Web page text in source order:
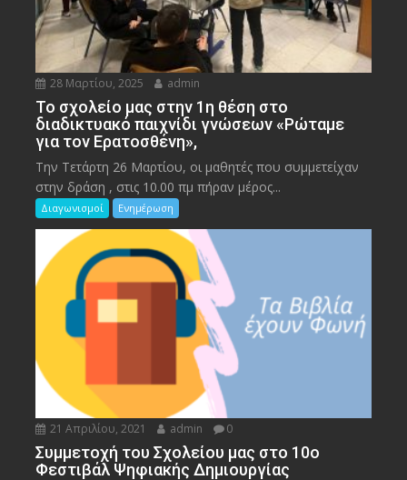
28 Μαρτίου, 2025 admin
To σχολείο μας στην 1η θέση στο
διαδικτυακό παιχνίδι γνώσεων «Ρώταμε
για τον Ερατοσθένη»,
Την Τετάρτη 26 Μαρτίου, οι μαθητές που συμμετείχαν
στην δράση , στις 10.00 πμ πήραν μέρος...
Διαγωνισμοί Ενημέρωση
21 Απριλίου, 2021 admin 0
Συμμετοχή του Σχολείου μας στο 10ο
Φεστιβάλ Ψηφιακής Δημιουργίας